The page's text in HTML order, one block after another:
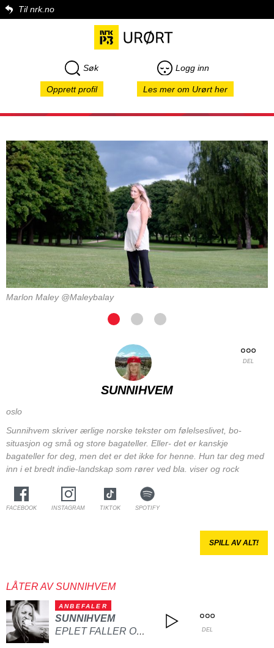
Til nrk.no
Søk Logg inn
Opprett profil Les mer om Urørt her
Marlon Maley @Maleybalay
DEL
SUNNIHVEM
oslo
Sunnihvem skriver ærlige norske tekster om følelseslivet, bo-
situasjon og små og store bagateller. Eller- det er kanskje
bagateller for deg, men det er det ikke for henne. Hun tar deg med
inn i et bredt indie-landskap som rører ved bla. viser og rock
FACEBOOK INSTAGRAM TIKTOK SPOTIFY
SPILL AV ALT!
LÅTER AV SUNNIHVEM
ANBEFALER
SUNNIHVEM
EPLET FALLER OG VI BEGYNNER Å LIGNE DEL